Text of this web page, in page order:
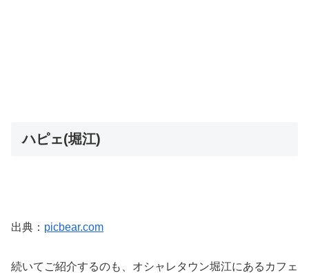
ハピェ(堀江)
出典： picbear.com
続いてご紹介するのも、オシャレタウン堀江にあるカフェ